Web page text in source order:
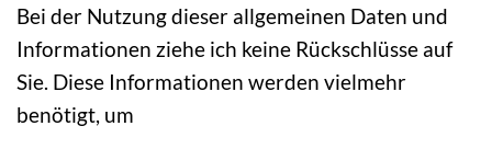
Bei der Nutzung dieser allgemeinen Daten und
Informationen ziehe ich keine Rückschlüsse auf
Sie. Diese Informationen werden vielmehr
benötigt, um